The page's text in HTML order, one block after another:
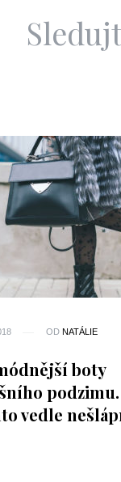
OD NATÁLIE
boty
podzimu.
vedle